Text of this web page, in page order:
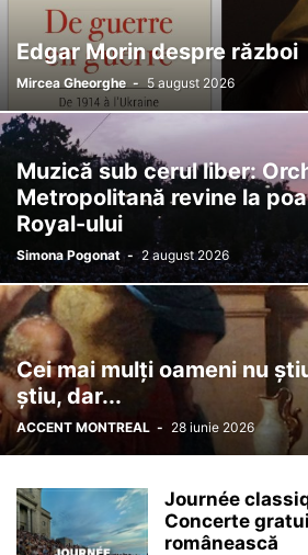
Edgar Morin despre război
Mircea Gheorghe - 5 august 2026
Muzică sub cerul liber:
Metropolitană revine la
Royal-ului
Simona Pogonat - 2 august 2026
Cei mai mulți oameni nu
știu, dar...
ACCENT MONTREAL - 28 iunie 2026
Journée
Concerte
românească